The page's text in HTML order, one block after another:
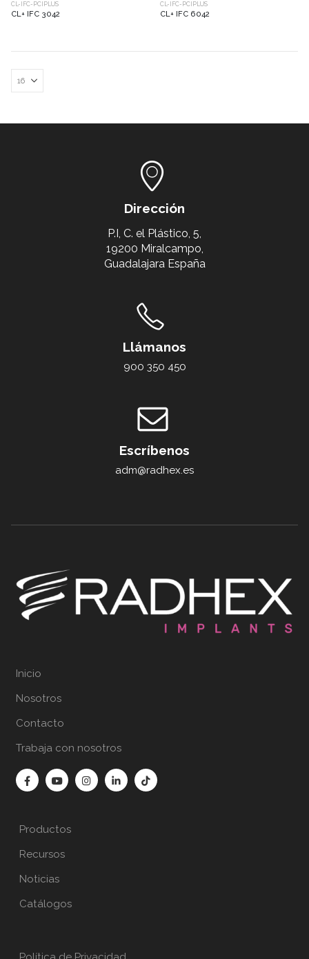
CL-IFC-PCIPLUS
CL+ IFC 3042
CL-IFC-PCIPLUS
CL+ IFC 6042
Dirección
P.I, C. el Plástico, 5,
19200 Miralcampo,
Guadalajara España
Llámanos
900 350 450
Escríbenos
adm@radhex.es
Inicio
Nosotros
Contacto
Trabaja con nosotros
Productos
Recursos
Noticias
Catálogos